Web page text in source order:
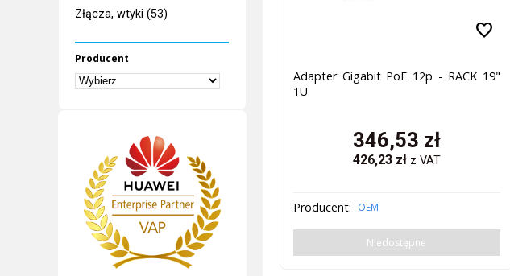
Złącza, wtyki (53)
Producent
favorite
Adapter Gigabit PoE 12p - RACK 19"
1U
346,53 zł
426,23zł z VAT
Producent: OEM
Niedostępne